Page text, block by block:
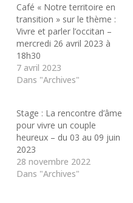
Café « Notre territoire en
transition » sur le thème :
Vivre et parler l’occitan –
mercredi 26 avril 2023 à
18h30
7 avril 2023
Dans "Archives"
Stage : La rencontre d’âme
pour vivre un couple
heureux – du 03 au 09 juin
2023
28 novembre 2022
Dans "Archives"